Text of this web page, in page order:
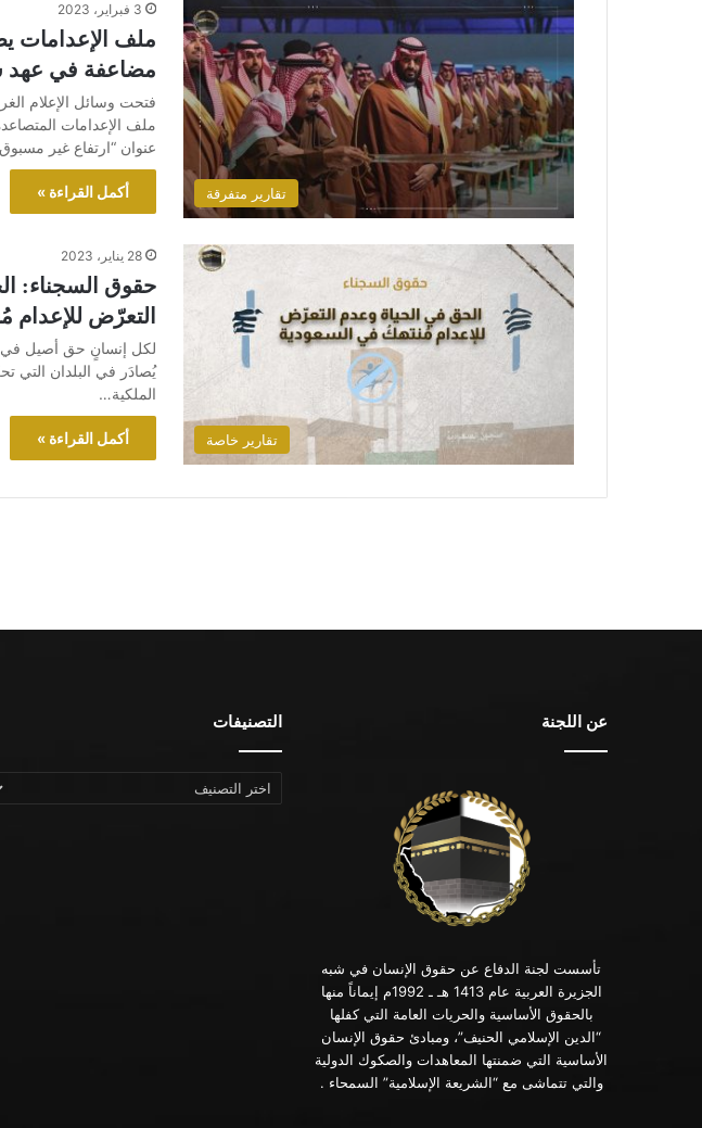
تقارير متفرقة
3 فبراير، 2023
ملف الإعدامات
مضاعفة في عهد
فتحت وسائل الإعلام
ملف الإعدامات
عنوان “ارتفاع غير
أكمل القراءة »
تقارير خاصة
28 يناير، 2023
حقوق السجناء:
التعرّض للإعدام
لكل إنسانٍ حق أصيل في
يُصادَر في البلدان التي
الملكية…
أكمل القراءة »
عن اللجنة
تأسست لجنة الدفاع عن حقوق الإنسان في شبه
الجزيرة العربية عام 1413 هـ ـ 1992م إيماناً منها
بالحقوق الأساسية والحريات العامة التي كفلها
“الدين الإسلامي الحنيف”، ومبادئ حقوق الإنسان
الأساسية التي ضمنتها المعاهدات والصكوك الدولية
والتي تتماشى مع “الشريعة الإسلامية” السمحاء .
التصنيفات
التصنيفات